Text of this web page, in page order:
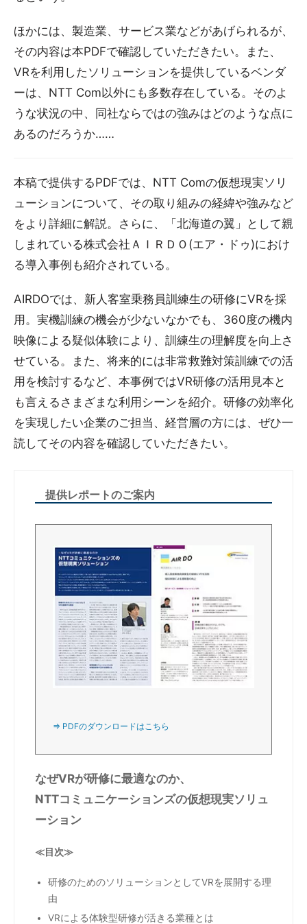
ほかには、製造業、サービス業などがあげられるが、
その内容は本PDFで確認していただきたい。また、
VRを利用したソリューションを提供しているベンダ
ーは、NTT Com以外にも多数存在している。そのよ
うな状況の中、同社ならではの強みはどのような点に
あるのだろうか……
本稿で提供するPDFでは、NTT Comの仮想現実ソリ
ューションについて、その取り組みの経緯や強みなど
をより詳細に解説。さらに、「北海道の翼」として親
しまれている株式会社ＡＩＲＤＯ(エア・ドゥ)におけ
る導入事例も紹介されている。
AIRDOでは、新人客室乗務員訓練生の研修にVRを採
用。実機訓練の機会が少ないなかでも、360度の機内
映像による疑似体験により、訓練生の理解度を向上さ
せている。また、将来的には非常救難対策訓練での活
用を検討するなど、本事例ではVR研修の活用見本と
も言えるさまざまな利用シーンを紹介。研修の効率化
を実現したい企業のご担当、経営層の方には、ぜひ一
読してその内容を確認していただきたい。
提供レポートのご案内
⇒ PDFのダウンロードはこちら
なぜVRが研修に最適なのか、
NTTコミュニケーションズの仮想現実ソリュ
ーション
≪目次≫
研修のためのソリューションとしてVRを展開する理
由
VRによる体験型研修が活きる業種とは